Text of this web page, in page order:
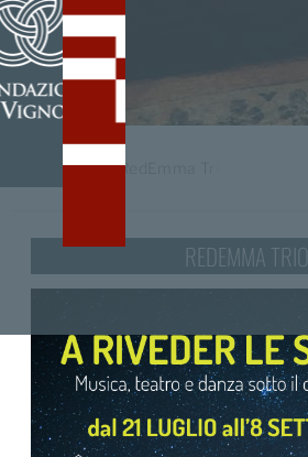
/tag RedEmma Trio
REDEMMA TRIO